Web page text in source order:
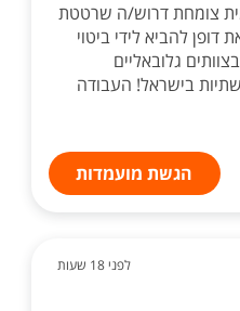
צומחת דרוש/ה שרטטת
דופן להביא לידי ביטוי
גלובאליים
בישראל! העבודה
הגשת מועמדות
לפני 18 שעות